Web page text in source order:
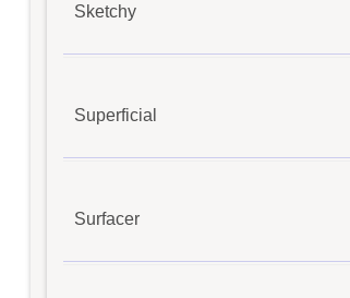
Sketchy
Superficial
Surfacer